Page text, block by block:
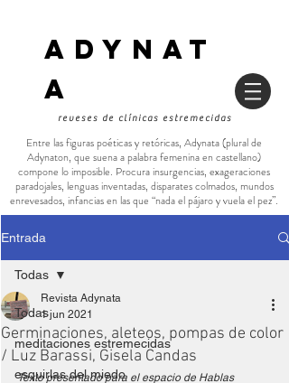
ADYNAT
a
reveses de clínicas estremecidas
Entre las figuras poéticas y retóricas, Adynata (plural de
Adynaton, que suena a palabra femenina en castellano)
compone lo imposible. Procura insurgencias, exageraciones
paradojales, lenguas inventadas, disparates colmados, mundos
enrevesados, infancias en las que “nada el pájaro y vuela el pez”.
Entrada
Todas
meditaciones estremecidas
esquirlas del miedo
Todas
Germinaciones, aleteos, pompas de color
/ Luz Barassi, Gisela Candas
Revista Adynata
1 jun 2021
Texto presentado para el espacio de Hablas